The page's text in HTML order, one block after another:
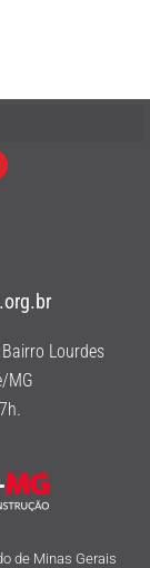
Lourdes
MG
de Minas Gerais